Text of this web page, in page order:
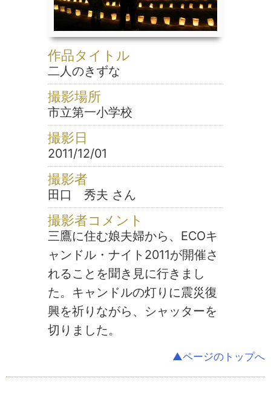
作品タイトル
二人のきずな
撮影場所
市立第一小学校
撮影日
2011/12/01
撮影者
田口 秀夫 さん
撮影者コメント
三鷹に住む娘夫婦から、ECOキ
ャンドル・ナイト2011が開催さ
れることを聞き見に行きまし
た。キャンドルの灯りに震災復
興を祈りながら、シャッターを
切りました。
▲ページのトップへ